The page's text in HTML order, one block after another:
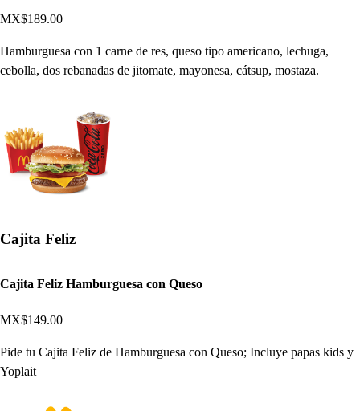
MX$189.00
Hamburguesa con 1 carne de res, queso tipo americano, lechuga,
cebolla, dos rebanadas de jitomate, mayonesa, cátsup, mostaza.
Cajita Feliz
Cajita Feliz Hamburguesa con Queso
MX$149.00
Pide tu Cajita Feliz de Hamburguesa con Queso; Incluye papas kids y
Yoplait